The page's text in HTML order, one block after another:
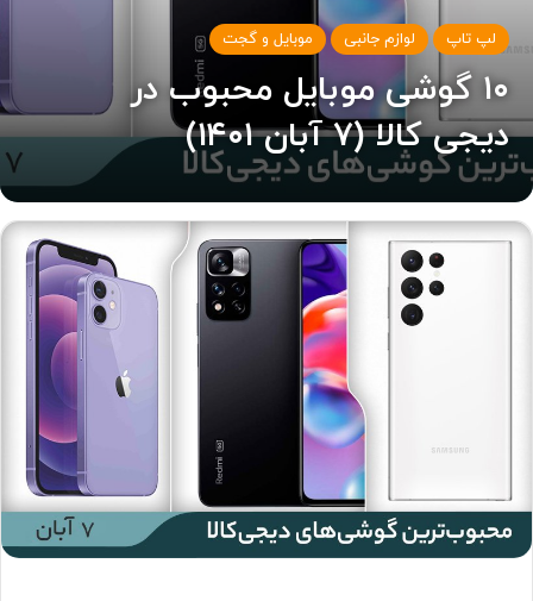
لپ تاپ لوازم جانبی موبایل و گجت
۱۰ گوشی موبایل محبوب در
دیجی‌ کالا (۷ آبان ۱۴۰۱)